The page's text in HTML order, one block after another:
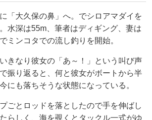
「大久保の鼻」へ。でシロアマダイを
水深は55m、筆者はディギング、妻は
ミンコタでの流し釣りを開始。
きなり彼女の「あ～！」という叫び声
振り返ると、何と彼女がボートから半
にも落ちそうな状態になっている。
ごとロッドを落としたので手を伸ばし
らしく、海を覗くとタックル一式がゆ